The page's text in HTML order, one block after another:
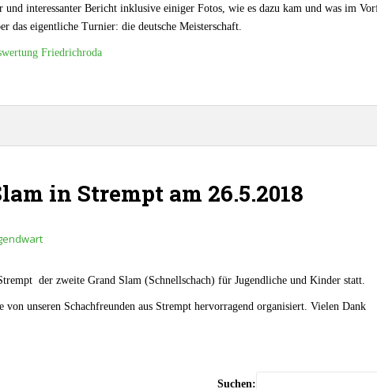
und interessanter Bericht inklusive einiger Fotos, wie es dazu kam und was im
das eigentliche Turnier: die deutsche Meisterschaft.
Friedrichroda
in Strempt am 26.5.2018
der zweite Grand Slam (Schnellschach) für Jugendliche und Kinder statt.
von unseren Schachfreunden aus Strempt hervorragend organisiert. Vielen Dank
Suchen: